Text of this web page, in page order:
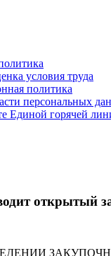
условия труда
политика
персональных
Единой горячей
открытый
ЗАКУПОЧНОЙ